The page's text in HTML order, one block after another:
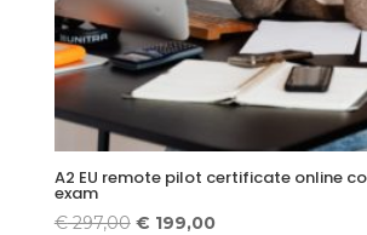
A2 EU remote pilot certificate online
exam
€297,00 Original
€ 199,00Current